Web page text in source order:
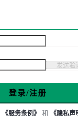
发送验
登录/注册
《服务条例》 和 《隐私声